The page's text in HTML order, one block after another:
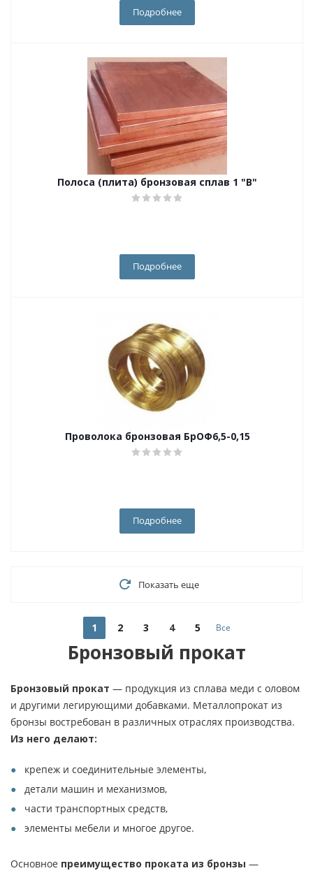
Подробнее
Полоса (плита) бронзовая сплав 1 "В"
Подробнее
Проволока бронзовая БрОФ6,5-0,15
Подробнее
Показать еще
1 2 3 4 5 Все
Бронзовый прокат
Бронзовый прокат — продукция из сплава меди с оловом
и другими легирующими добавками. Металлопрокат из
бронзы востребован в различных отраслях производства.
Из него делают:
крепеж и соединительные элементы,
детали машин и механизмов,
части транспортных средств,
элементы мебели и многое другое.
Основное преимущество проката из бронзы —